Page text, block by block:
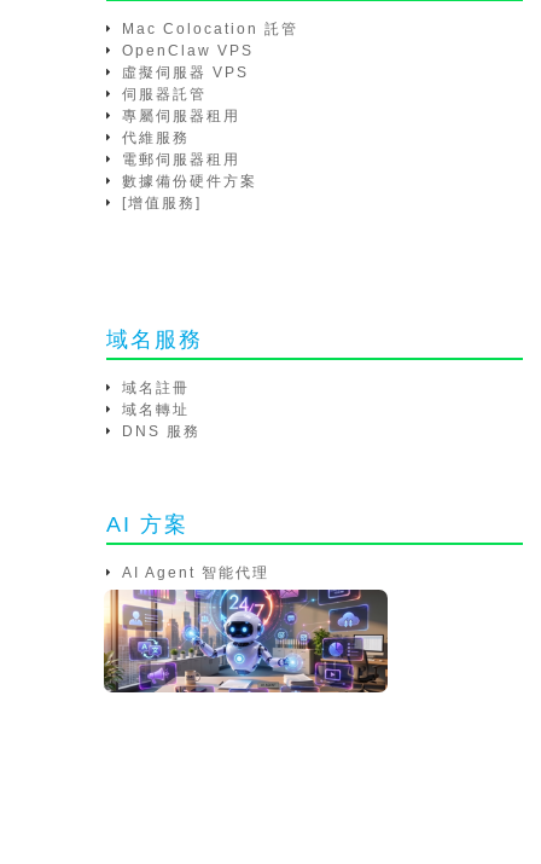
Mac Colocation 託管
OpenClaw VPS
虛擬伺服器 VPS
伺服器託管
專屬伺服器租用
代維服務
電郵伺服器租用
數據備份硬件方案
[增值服務]
域名服務
域名註冊
域名轉址
DNS 服務
AI 方案
AI Agent 智能代理